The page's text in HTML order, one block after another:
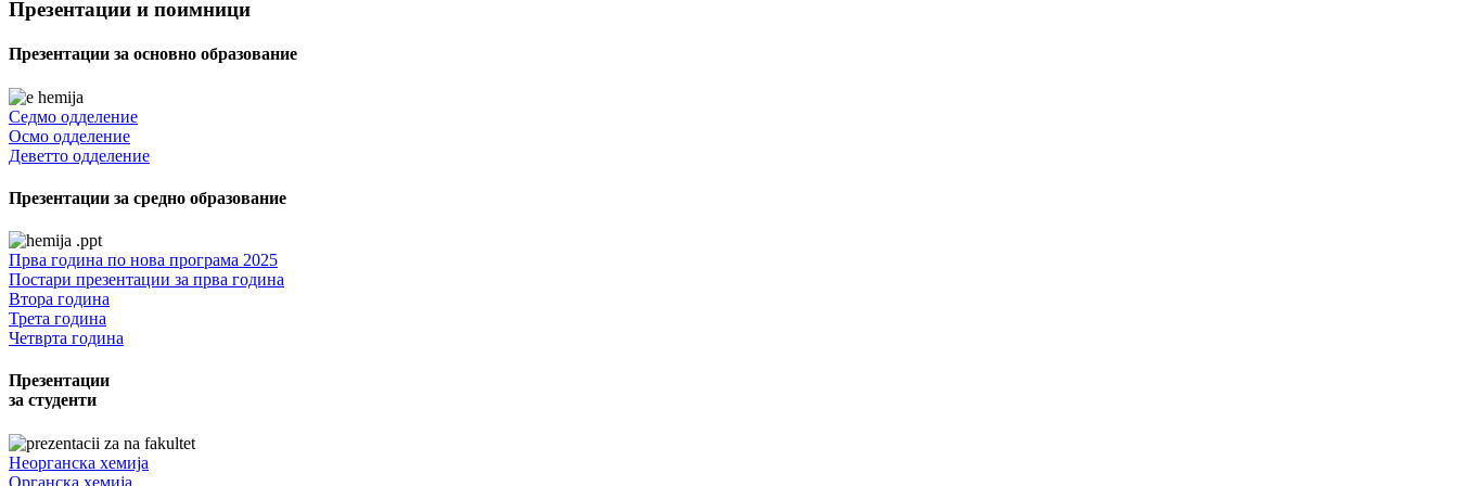
Презентации и поимници
Презентации за основно образование
Седмо одделение
Осмо одделение
Деветто одделение
Презентации за средно образование
Прва година по нова програма 2025
Постари презентации за прва година
Втора година
Трета година
Четврта година
Презентации
за студенти
Неорганска хемија
Органска хемија